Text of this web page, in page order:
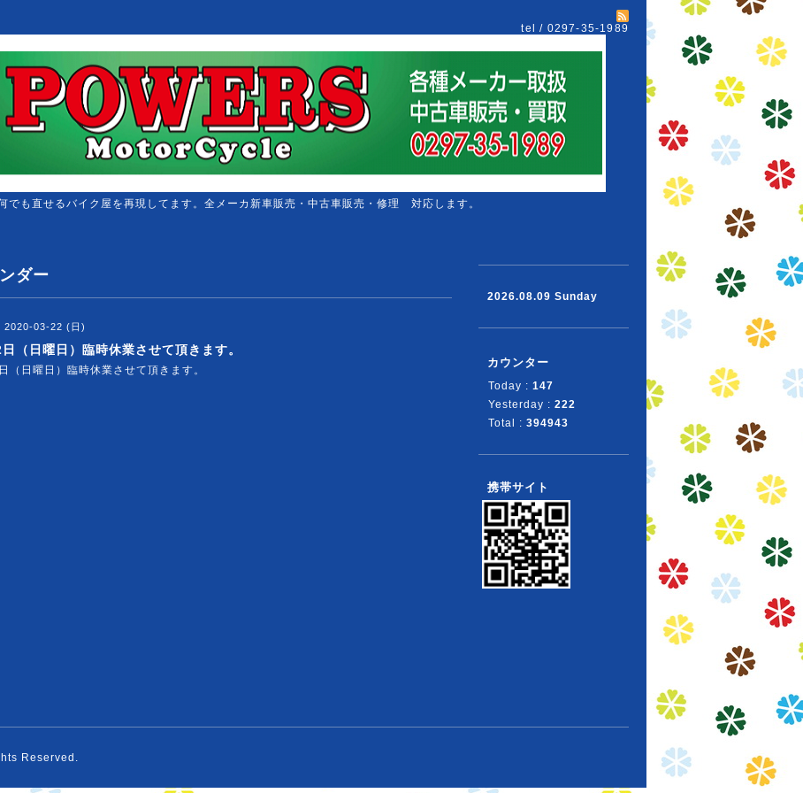
tel / 0297-35-1989
でも直せるバイク屋を再現してます。全メーカ新車販売・中古車販売・修理 対応します。
ダー
2020-03-22 (日)
（日曜日）臨時休業させて頂きます。
（日曜日）臨時休業させて頂きます。
2026.08.09 Sunday
カウンター
Today : 147
Yesterday : 222
Total : 394943
携帯サイト
Reserved.